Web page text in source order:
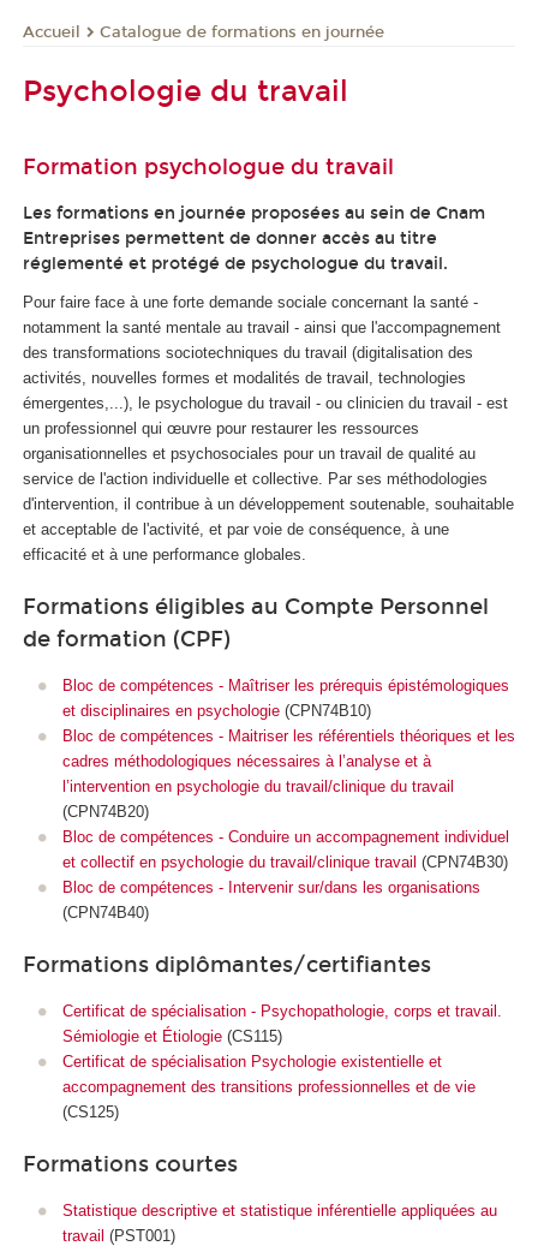
Accueil Catalogue de formations en journée
Psychologie du travail
Formation psychologue du travail
Les formations en journée proposées au sein de Cnam
Entreprises permettent de donner accès au titre
réglementé et protégé de psychologue du travail.
Pour faire face à une forte demande sociale concernant la santé -
notamment la santé mentale au travail - ainsi que l'accompagnement
des transformations sociotechniques du travail (digitalisation des
activités, nouvelles formes et modalités de travail, technologies
émergentes,...), le psychologue du travail - ou clinicien du travail - est
un professionnel qui œuvre pour restaurer les ressources
organisationnelles et psychosociales pour un travail de qualité au
service de l'action individuelle et collective. Par ses méthodologies
d'intervention, il contribue à un développement soutenable, souhaitable
et acceptable de l'activité, et par voie de conséquence, à une
efficacité et à une performance globales.
Formations éligibles au Compte Personnel
de formation (CPF)
Bloc de compétences - Maîtriser les prérequis épistémologiques
et disciplinaires en psychologie(CPN74B10)
Bloc de compétences - Maitriser les référentiels théoriques et les
cadres méthodologiques nécessaires à l’analyse et à
l’intervention en psychologie du travail/clinique du travail
(CPN74B20)
Bloc de compétences - Conduire un accompagnement individuel
et collectif en psychologie du travail/clinique travail (CPN74B30)
Bloc de compétences - Intervenir sur/dans les organisations
(CPN74B40)
Formations diplômantes/certifiantes
Certificat de spécialisation - Psychopathologie, corps et travail.
Sémiologie et Étiologie(CS115)
Certificat de spécialisation Psychologie existentielle et
accompagnement des transitions professionnelles et de vie
(CS125)
Formations courtes
Statistique descriptive et statistique inférentielle appliquées au
travail (PST001)